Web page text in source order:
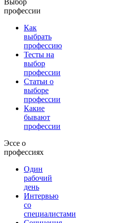
профессии
Как
выбрать
профессию
Тесты на
выбор
профессии
Статьи о
выборе
профессии
Какие
бывают
профессии
Эссе о
профессиях
Один
рабочий
день
Интервью
со
специалистами